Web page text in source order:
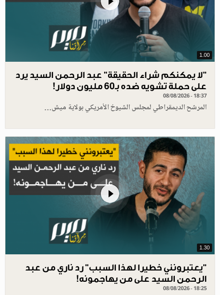
1.00
"لا يمكنكم شراء الحقيقة" عبد الرحمن السيد يرد
على حملة تشويه ضده بـ60 مليون دولار!
08/08/2026 - 18:37
المرشح الديمقراطي لمجلس الشيوخ الأمريكي بولاية ميش…
1.30
"يعتبرونني خطيرا لهذا السبب" رد ناري من عبد
الرحمن السيد على من يهاجمونه!
08/08/2026 - 18:25